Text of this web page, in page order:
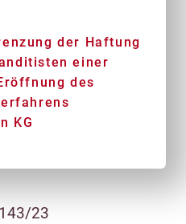
der Haftung
einer
des
KG
23